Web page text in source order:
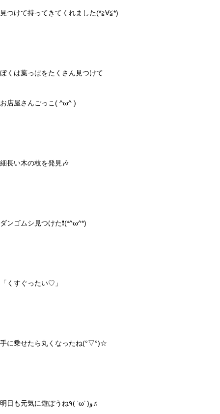
見つけて持ってきてくれました(*≧∀≦*)
ぼくは葉っぱをたくさん見つけて
お店屋さんごっこ( ^ω^ )
細長い木の枝を発見🎶
ダンゴムシ見つけた❗️(*^ω^*)
「くすぐったい♡」
手に乗せたら丸くなったね(°▽°)☆
明日も元気に遊ぼうね٩( ‘ω’ )و♬